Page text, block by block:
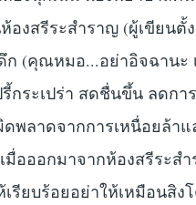
งสรีระสำราญ (ผู้เขียนตั้
ก (คุณหมอ...อย่าอิจฉานะ
กระเปร่า สดชื่นขึ้น ลดกา
ลาดจากการเหนื่อยล้าแ
อออกมาจากห้องสรีระส
รียบร้อยอย่าให้เหมือนสิ